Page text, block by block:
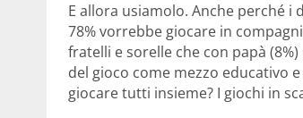
E allora usiamolo. Anche perché
78% vorrebbe giocare in
fratelli e sorelle che con papà
del gioco come mezzo educativo
giocare tutti insieme? I giochi in